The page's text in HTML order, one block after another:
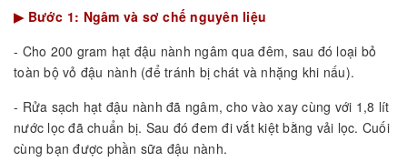
▶ Bước 1: Ngâm và sơ chế nguyên liệu
- Cho 200 gram hạt đậu nành ngâm qua đêm, sau đó loại bỏ
toàn bộ vỏ đậu nành (để tránh bị chát và nhặng khi nấu).
- Rửa sạch hạt đậu nành đã ngâm, cho vào xay cùng với 1,8 lít
nước lọc đã chuẩn bị. Sau đó đem đi vắt kiệt bằng vải lọc. Cuối
cùng bạn được phần sữa đậu nành.